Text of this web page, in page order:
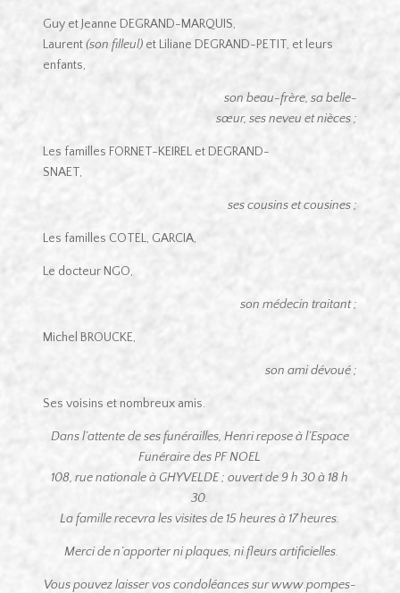
Guy et Jeanne DEGRAND-MARQUIS,
Laurent(son filleul) et Liliane DEGRAND-PETIT, et leurs
enfants,
son beau-frère, sa belle-
sœur, ses neveu et nièces ;
Les familles FORNET-KEIREL et DEGRAND-
SNAET,
ses cousins et cousines ;
Les familles COTEL, GARCIA,
Le docteur NGO,
son médecin traitant ;
Michel BROUCKE,
son ami dévoué ;
Ses voisins et nombreux amis.
Dans l’attente de ses funérailles, Henri repose à l’Espace
Funéraire des PF NOEL
108, rue nationale à GHYVELDE ; ouvert de 9 h 30 à 18 h
30.
La famille recevra les visites de 15 heures à 17 heures.
Merci de n’apporter ni plaques, ni fleurs artificielles.
Vous pouvez laisser vos condoléances sur www.pompes-